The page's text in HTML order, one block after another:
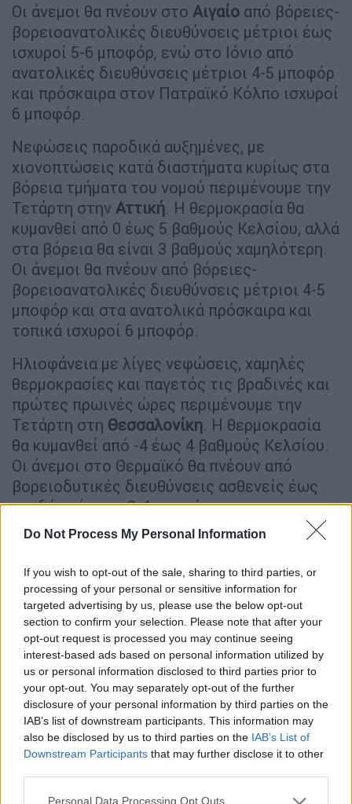
Do Not Process My Personal Information
If you wish to opt-out of the sale, sharing to third parties, or
processing of your personal or sensitive information for
targeted advertising by us, please use the below opt-out
section to confirm your selection. Please note that after your
opt-out request is processed you may continue seeing
interest-based ads based on personal information utilized by
us or personal information disclosed to third parties prior to
your opt-out. You may separately opt-out of the further
disclosure of your personal information by third parties on the
IAB’s list of downstream participants. This information may
also be disclosed by us to third parties on the IAB’s List of
Downstream Participants that may further disclose it to other
Please note that this website/app uses one or more Google
Personal Data Processing Opt Outs
Οι άνεμοι θα πνέουν στο Αιγαίο από βόρειες-
βορειοανατολικές διευθύνσεις μέτριοι έως
ισχυροί 5-6 μποφόρ, ενώ στο Ιόνιο από
ανατολικές διευθύνσεις μέτριοι 4-5 μποφόρ
και πρόσκαιρα στον Πατραϊκό Κόλπο ισχυροί
6 μποφόρ.
Νεφώσεις παροδικά αυξημένες, με
χιονοπτώσεις κατά διαστήματα κυρίως στα
βόρεια τμήματα του νομού περιμένουμε την
Τετάρτη στην Αττική. Η θερμοκρασία θα
κυμανθεί από 0 έως 5 βαθμούς Κελσίου, αλλά
στα βόρεια θα είναι 3 βαθμούς χαμηλότερη.
Οι άνεμοι θα πνέουν από βόρειες-
βορειοανατολικές διευθύνσεις μέτριοι 4-5
μποφόρ και στα ανατολικά πρόσκαιρα και
τοπικά ισχυροί 6 μποφόρ.
Ηλιοφάνεια με λίγες νεφώσεις, χαμηλές
θερμοκρασίες και παγετός τις βραδινές και
πρώτες πρωινές ώρες περιμένουμε την
Τετάρτη στη Θεσσαλονίκη. Η θερμοκρασία
θα κυμανθεί από -4 έως 4 βαθμούς Κελσίου.
Οι άνεμοι στο Θερμαϊκό θα πνέουν από
βορειοδυτικές διευθύνσεις ασθενείς έως
σχεδόν μέτριοι 3-4 μποφόρ.
Το ύψος χιονιού σε κάθε περιοχή
Την ίδια ώρα τοαριθμητικό μοντέλο
πρόγνωσηςκαιρού τουΕθνικού
Αστεροσκοπείου Αθηνώνπαρουσίασε τα
εκτιμώμενα ύψη χιονιού μέχρι και την
Τετάρτη.
Πιο αναλυτικά, σε ορισμένες πεδινές
περιοχές της Αττικής, το νέο ύψος του
χιονιού υπολογίζεται έως τα 10 εκατοστά,
ενώ σε μεγαλύτερα υψόμετρα το ύψος του